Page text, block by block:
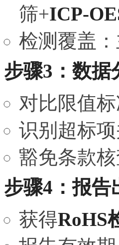
筛+ICP-
检测覆盖
步骤3：数据
对比限值
识别超标
豁免条款
步骤4：报告
获得RoHS